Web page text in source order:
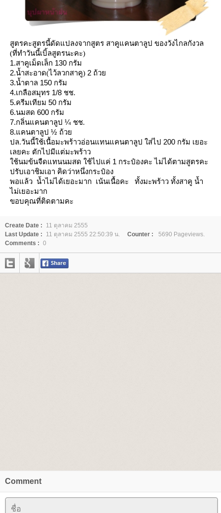
สูตรคะสูตรนี้ดัดแปลงจากสูตร สาคูแคนตาลูป ของวังไกลกังวล
(ที่ทำวันนี้เบิ้ลสูตรนะคะ)
1.สาคูเม็ดเล็ก 130 กรัม
2.น้ำสะอาด(ไว้ลวกสาคู) 2 ถ้ว
3.น้ำตาล 150 กรัม
4.เกลือสมุทร 1/8 ชช.
5.ครีมเทียม 50 กรัม
6.นมสด 600 กรัม
7.กลิ่นแคนตาลูป ¼ ชช.
8.คนตาลูป ½ ถ้ว
ปล.วันนี้ใช้เนื้อมะพร้าวอ่อนแทนแคนตาลูป ใส่ไป 200 กรัม เยอะ
เลยคะ ตักไปมีแต่มะพร้าว
ช้นมข้นจืดแทนนมสด ใช้ไปแค่ 1 กระป๋องคะ ไม่ได้ตามสูตรคะ
ปรับเอาชิมเอา คิดว่าหนึ่งกระป๋อง
พอแล้ว น้ำไม่ได้เยอะมาก เน้นเนื้อคะ ทั้งมะพร้าว ทั้งสาคู น้ำ
ไม่เยอะมาก
ขอบคุณที่ติดตามคะ
Create Date :
11 ตุลาคม 2555
Last Update :
11 ตุลาคม 2555 22:50:39 น. Counter :
5690 Pageviews.
Comments : 0
Comment